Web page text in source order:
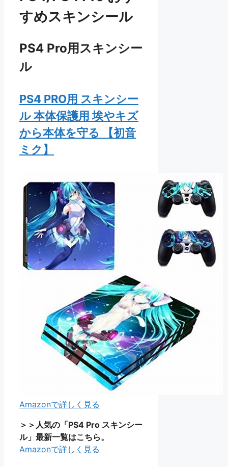
すめスキンシール
PS4 Pro用スキンシー
ル
PS4 PRO用 スキンシー
ル 本体保護用 埃やキズ
から本体を守る 【初音
ミク】
Amazonで詳しく見る
＞＞人気の「PS4 Pro スキンシー
ル」最新一覧はこちら。
Amazonで詳しく見る